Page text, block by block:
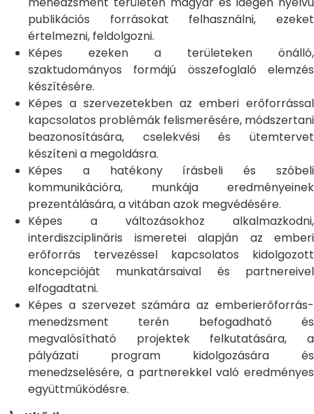
publikációs forrásokat felhasználni, ezeket
értelmezni, feldolgozni.
Képes ezeken a területeken önálló,
szaktudományos formájú összefoglaló elemzés
készítésére.
Képes a szervezetekben az emberi erőforrással
kapcsolatos problémák felismerésére, módszertani
beazonosítására, cselekvési és ütemtervet
készíteni a megoldásra.
Képes a hatékony írásbeli és szóbeli
kommunikációra, munkája eredményeinek
prezentálására, a vitában azok megvédésére.
Képes a változásokhoz alkalmazkodni,
interdiszciplináris ismeretei alapján az emberi
erőforrás tervezéssel kapcsolatos kidolgozott
koncepcióját munkatársaival és partnereivel
elfogadtatni.
Képes a szervezet számára az emberierőforrás-
menedzsment terén befogadható és
megvalósítható projektek felkutatására, a
pályázati program kidolgozására és
menedzselésére, a partnerekkel való eredményes
együttműködésre.